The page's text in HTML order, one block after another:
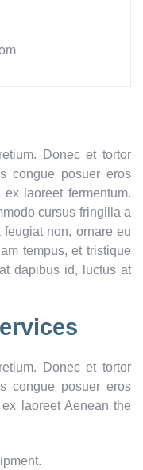
Donec et tortor
congue posuer eros
laoreet fermentum.
cursus fringilla a
non, ornare eu
tempus, et tristique
dapibus id, luctus at
Donec et tortor
congue posuer eros
laoreet Aenean the